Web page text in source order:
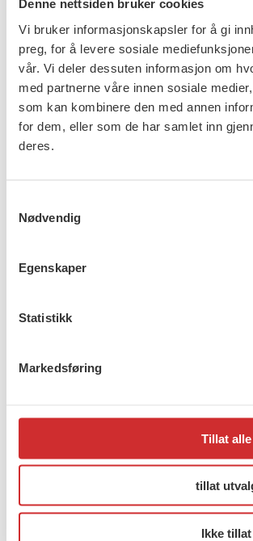
Denne nettsiden bruker cookies
Vi bruker informasjonskapsler for å gi
preg, for å levere sosiale
vår. Vi deler dessuten informasjon om
med partnerne våre innen sosiale
som kan kombinere den med annen
for dem, eller som de har samlet inn
deres.
Nødvendig
Egenskaper
Statistikk
Markedsføring
Tillat alle
tillat
Ikke tillat
familiene, det vil si gode
stønadsordninger, komme barna til
familier har behov for offentlige
stønadene være på et nivå som
av. FO oppfordrer derfor at dagens
offentlig overføringer til barnefamilier,
det er det offentliges ansvar å bidra
Taushetsplikt og
Er du berørt av